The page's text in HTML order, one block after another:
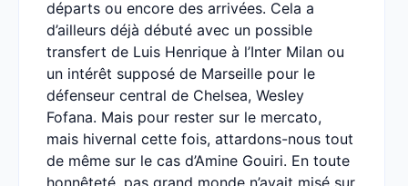
départs ou encore des arrivées. Cela a
d’ailleurs déjà débuté avec un possible
transfert de Luis Henrique à l’Inter Milan ou
un intérêt supposé de Marseille pour le
défenseur central de Chelsea, Wesley
Fofana. Mais pour rester sur le mercato,
mais hivernal cette fois, attardons-nous tout
de même sur le cas d’Amine Gouiri. En toute
honnêteté, pas grand monde n’avait misé sur